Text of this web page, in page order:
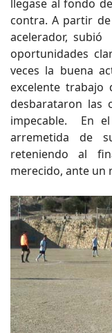
llegase al fondo
contra. A partir
acelerador,
oportunidades
veces la buena
excelente
desbarataron las
impecable. En
arremetida de
reteniendo al
merecido, ante un